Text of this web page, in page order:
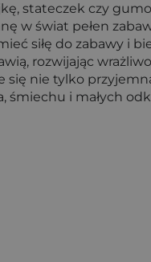
stateczek czy
w świat pełen
siłę do zabawy i
rozwijając
się nie tylko
śmiechu i małych